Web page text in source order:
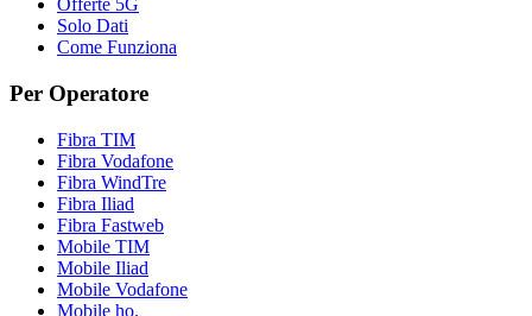
Offerte 5G
Solo Dati
Come Funziona
Per Operatore
Fibra TIM
Fibra Vodafone
Fibra WindTre
Fibra Iliad
Fibra Fastweb
Mobile TIM
Mobile Iliad
Mobile Vodafone
Mobile ho.